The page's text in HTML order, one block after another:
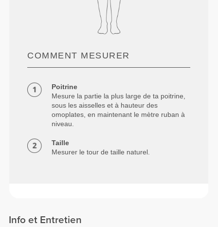
COMMENT MESURER
Poitrine
Mesure la partie la plus large de ta poitrine,
sous les aisselles et à hauteur des
omoplates, en maintenant le mètre ruban à
niveau.
Taille
Mesurer le tour de taille naturel.
Info et Entretien